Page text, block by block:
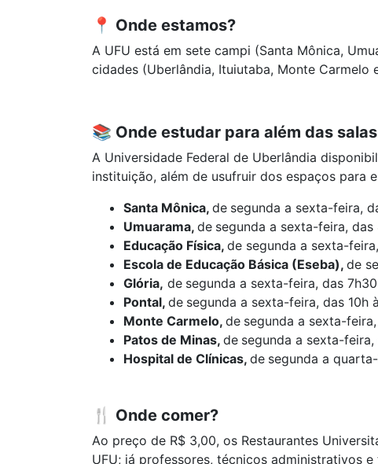
📍 Onde estamos?
A UFU está em sete campi (Santa Mônica,
cidades (Uberlândia, Ituiutaba, Monte Carmelo
📚 Onde estudar para além das
A Universidade Federal de Uberlândia
instituição, além de usufruir dos espaços para
Santa Mônica, de segunda a sexta-feira,
Umuarama, de segunda a sexta-feira, das
Educação Física, de segunda a sexta-
Escola de Educação Básica (Eseba), de
Glória, de segunda a sexta-feira, das
Pontal, de segunda a sexta-feira, das 10h
Monte Carmelo, de segunda a sexta-
Patos de Minas, de segunda a sexta-feira,
Hospital de Clínicas, de segunda a
🍴 Onde comer?
Ao preço de R$ 3,00, os Restaurantes
UFU; já professores, técnicos administrativos